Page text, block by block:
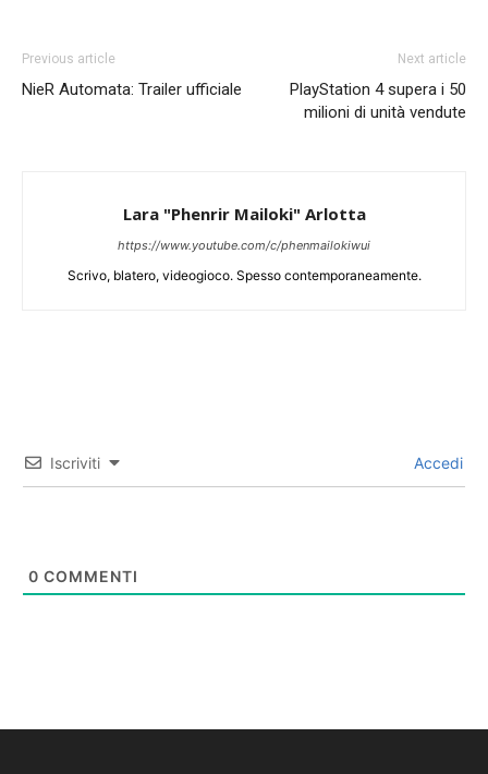
Previous article
NieR Automata: Trailer ufficiale
Next article
PlayStation 4 supera i 50
milioni di unità vendute
Lara "Phenrir Mailoki" Arlotta
https://www.youtube.com/c/phenmailokiwui
Scrivo, blatero, videogioco. Spesso contemporaneamente.
Iscriviti Accedi
0 COMMENTI